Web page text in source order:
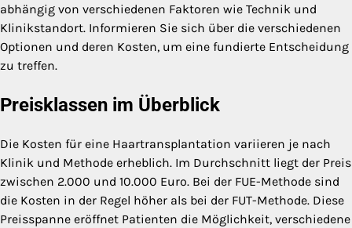
abhängig von verschiedenen Faktoren wie Technik und
Klinikstandort. Informieren Sie sich über die verschiedenen
Optionen und deren Kosten, um eine fundierte Entscheidung
zu treffen.
Preisklassen im Überblick
Die Kosten für eine Haartransplantation variieren je nach
Klinik und Methode erheblich. Im Durchschnitt liegt der Preis
zwischen 2.000 und 10.000 Euro. Bei der FUE-Methode sind
die Kosten in der Regel höher als bei der FUT-Methode. Diese
Preisspanne eröffnet Patienten die Möglichkeit, verschiedene